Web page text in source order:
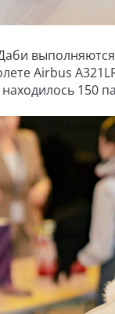
Airbus
150